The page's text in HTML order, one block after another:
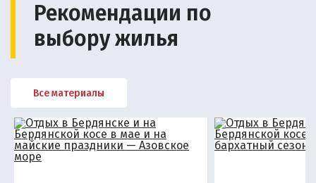
Рекомендации по
выбору жилья
Все материалы